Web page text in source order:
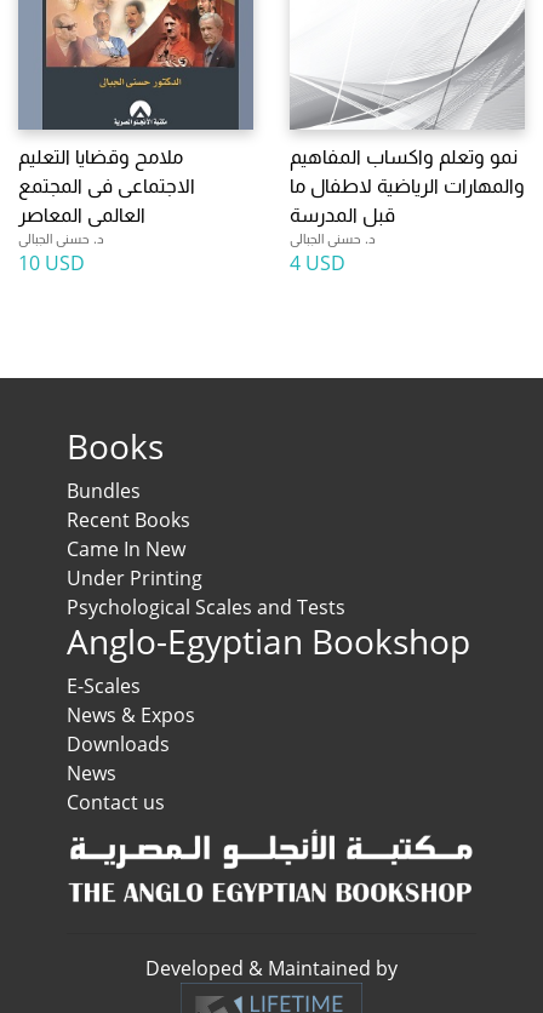
ملامح وقضايا التعليم
الاجتماعى فى المجتمع
العالمى المعاصر
د. حسنى الجبالى
10 USD
نمو وتعلم واكساب المفاهيم
والمهارات الرياضية لاطفال ما
قبل المدرسة
د. حسنى الجبالى
4 USD
Books
Bundles
Recent Books
Came In New
Under Printing
Psychological Scales and Tests
Anglo-Egyptian Bookshop
E-Scales
News & Expos
Downloads
News
Contact us
Developed & Maintained by